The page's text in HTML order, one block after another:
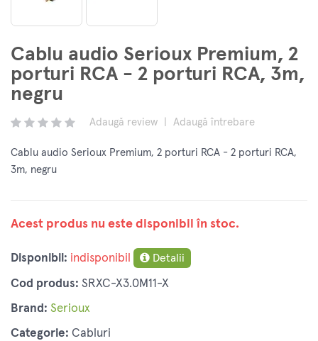
Cablu audio Serioux Premium, 2
porturi RCA - 2 porturi RCA, 3m,
negru
Adaugă review Adaugă întrebare
Cablu audio Serioux Premium, 2 porturi RCA - 2 porturi RCA,
3m, negru
Acest produs nu este disponibil în stoc.
Disponibil: indisponibil Detalii
Cod produs: SRXC-X3.0M11-X
Brand: Serioux
Categorie: Cabluri